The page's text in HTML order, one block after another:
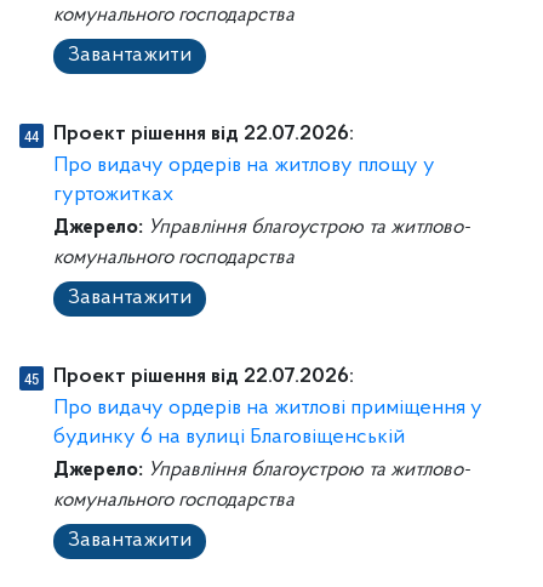
комунального господарства
Завантажити
Проект рішення від 22.07.2026:
Про видачу ордерів на житлову площу у
гуртожитках
Джерело: Управління благоустрою та житлово-
комунального господарства
Завантажити
Проект рішення від 22.07.2026:
Про видачу ордерів на житлові приміщення у
будинку 6 на вулиці Благовіщенській
Джерело: Управління благоустрою та житлово-
комунального господарства
Завантажити